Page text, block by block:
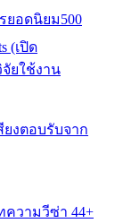
ยอดนิยม500
(เปิด
จัยใช้งาน
ยงตอบรับจาก
ความวีซ่า 44+